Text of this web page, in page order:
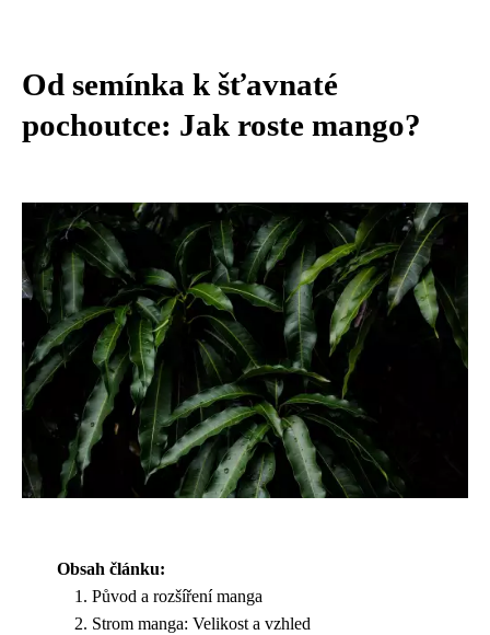
Od semínka k šťavnaté
pochoutce: Jak roste mango?
Obsah článku:
Původ a rozšíření manga
Strom manga: Velikost a vzhled